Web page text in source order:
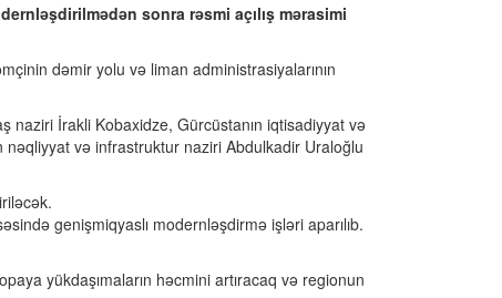
sonra rəsmi açılış mərasimi
dəmir yolu və liman administrasiyalarının
naziri İrakli Kobaxidze, Gürcüstanın iqtisadiyyat və
və infrastruktur naziri Abdulkadir Uraloğlu
genişmiqyaslı modernləşdirmə işləri aparılıb.
yükdaşımaların həcmini artıracaq və regionun